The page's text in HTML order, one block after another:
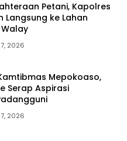
Petani, Kapolres
Langsung ke Lahan
2026
Mepokoaso,
Serap Aspirasi
2026